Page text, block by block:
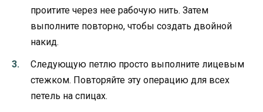
проитите через нее рабочую нить. Затем
выполните повторно, чтобы создать двойной
накид.
Следующую петлю просто выполните лицевым
стежком. Повторяйте эту операцию для всех
петель на спицах.